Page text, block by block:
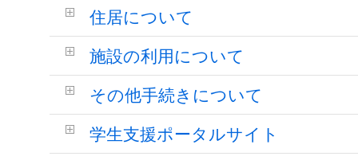
住居について
施設の利用について
その他手続きについて
学生支援ポータルサイト